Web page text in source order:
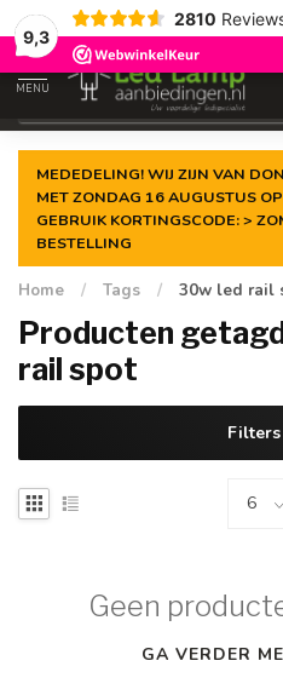
9,3
2810
Gegarandeerde delaagste prijs
MENU
MEDEDELING! WIJ ZIJN VAN
MET ZONDAG 16 AUGUSTUS
GEBRUIK KORTINGSCODE: >
BESTELLING
Home / Tags / 30w led rail
Producten
rail spot
Filters
Geen
GA VERDER